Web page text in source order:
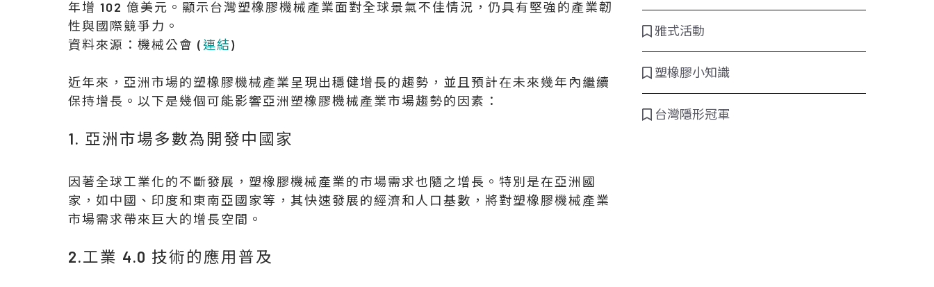
年增 102 億美元。顯示台灣塑橡膠機械產業面對全球景氣不佳情況，仍具有堅強的產業韌
性與國際競爭力。
資料來源：機械公會 ( 連結)
近年來，亞洲市場的塑橡膠機械產業呈現出穩健增長的趨勢，並且預計在未來幾年內繼續
保持增長。以下是幾個可能影響亞洲塑橡膠機械產業市場趨勢的因素：
1. 亞洲市場多數為開發中國家
因著全球工業化的不斷發展，塑橡膠機械產業的市場需求也隨之增長。特別是在亞洲國
家，如中國、印度和東南亞國家等，其快速發展的經濟和人口基數，將對塑橡膠機械產業
市場需求帶來巨大的增長空間。
2.工業 4.0 技術的應用普及
雅式活動
塑橡膠小知識
台灣隱形冠軍